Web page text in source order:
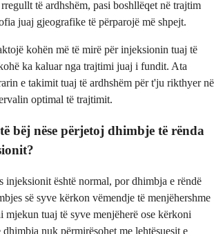
të ardhshëm, pasi boshllëqet në trajtim
juaj gjeografike të përparojë më shpejt.
kohën më të mirë për injeksionin tuaj të
ka kaluar nga trajtimi juaj i fundit. Ata
e takimit tuaj të ardhshëm për t'ju rikthyer në
optimal të trajtimit.
bëj nëse përjetoj dhimbje të rënda
injeksionit është normal, por dhimbja e rëndë
së syve kërkon vëmendje të menjëhershme
mjekun tuaj të syve menjëherë ose kërkoni
dhimbja nuk përmirësohet me lehtësuesit e